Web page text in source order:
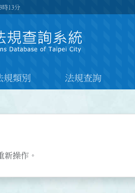
時13分
規類別 法規查詢
新操作。